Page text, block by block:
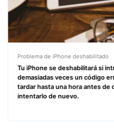
Problema de iPhone deshabilitado
Tu iPhone se deshabilitará si
demasiadas veces un código
tardar hasta una hora antes de
intentarlo de nuevo.